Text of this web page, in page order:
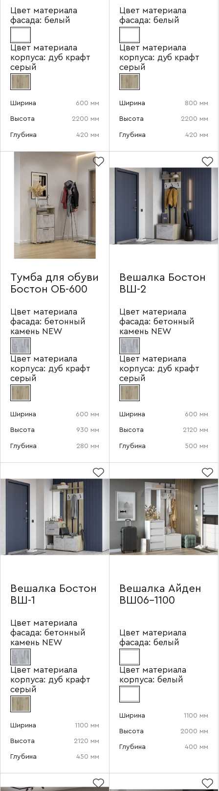
Цвет материала
фасада: белый
Цвет материала
корпуса: дуб крафт
серый
Ширина 600 мм
Высота 2200 мм
Глубина 420 мм
Цвет материала
фасада: белый
Цвет материала
корпуса: дуб крафт
серый
Ширина 800 мм
Высота 2200 мм
Глубина 420 мм
Тумба для обуви
Бостон ОБ-600
Цвет материала
фасада: бетонный
камень NEW
Цвет материала
корпуса: дуб крафт
серый
Ширина 600 мм
Высота 930 мм
Глубина 280 мм
Вешалка Бостон
ВШ-2
Цвет материала
фасада: бетонный
камень NEW
Цвет материала
корпуса: дуб крафт
серый
Ширина 600 мм
Высота 2120 мм
Глубина 500 мм
Вешалка Бостон
ВШ-1
Цвет материала
фасада: бетонный
камень NEW
Цвет материала
корпуса: дуб крафт
серый
Ширина 1100 мм
Высота 2120 мм
Глубина 450 мм
Вешалка Айден
ВШ06-1100
Цвет материала
фасада: белый
Цвет материала
корпуса: белый
Ширина 1100 мм
Высота 2000 мм
Глубина 400 мм
Ваш email
Номер телефона
компании